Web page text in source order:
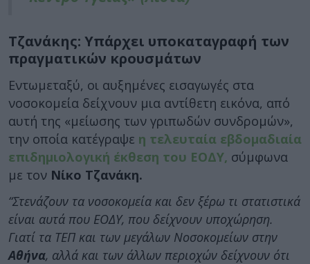
Τζανάκης: Υπάρχει υποκαταγραφή των
πραγματικών κρουσμάτων
Εντωμεταξύ, οι αυξημένες εισαγωγές στα
νοσοκομεία δείχνουν μια αντίθετη εικόνα, από
αυτή της «μείωσης των γριπωδών συνδρομών»,
την οποία κατέγραψε η τελευταία εβδομαδιαία
επιδημιολογική έκθεση του ΕΟΔΥ, σύμφωνα
με τον Νίκο Τζανάκη.
“Στενάζουν τα νοσοκομεία και δεν ξέρω τι στατιστικά
είναι αυτά που ΕΟΔΥ, που δείχνουν υποχώρηση.
Γιατί τα ΤΕΠ και των μεγάλων Νοσοκομείων στην
Αθήνα, αλλά και των άλλων περιοχών δείχνουν ότι